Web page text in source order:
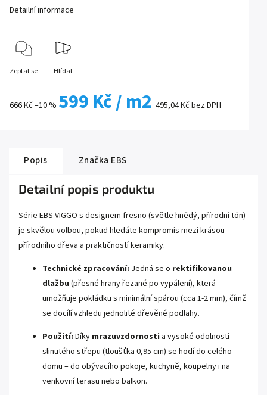
666 Kč–10 % 599 Kč/ m2 495,04 Kč bez DPH
Detailní informace
Zeptat se Hlídat
Popis Značka EBS
Detailní popis produktu
Série EBS VIGGO s designem fresno (světle hnědý, přírodní tón)
je skvělou volbou, pokud hledáte kompromis mezi krásou
přírodního dřeva a praktičností keramiky.
Technické zpracování: Jedná se o rektifikovanou
dlažbu (přesné hrany řezané po vypálení), která
umožňuje pokládku s minimální spárou (cca 1-2 mm), čímž
se docílí vzhledu jednolité dřevěné podlahy.
Použití: Díky mrazuvzdornosti a vysoké odolnosti
slinutého střepu (tloušťka 0,95 cm) se hodí do celého
domu – do obývacího pokoje, kuchyně, koupelny i na
venkovní terasu nebo balkon.